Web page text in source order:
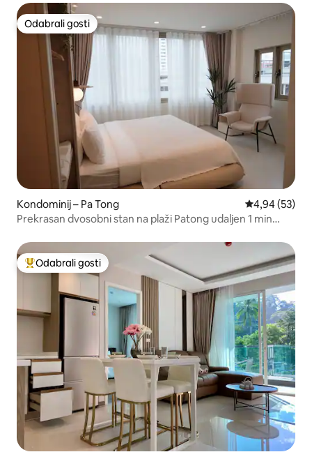
Odabrali gosti
Odabrali gosti
Kondominij – Pa Tong Prosječna
4,94 (53)
Prekrasan dvosobni stan na plaži Patong udaljen 1 min
Među najviše rangiranima s oznakom „Odabrali gosti”
Odabrali gosti